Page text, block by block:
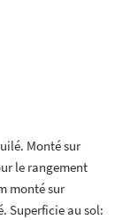
Monté sur
le rangement
monté sur
Superficie au sol: